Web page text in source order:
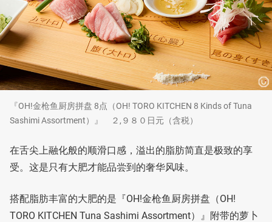
『OH!金枪鱼厨房拼盘 8点（OH! TORO KITCHEN 8 Kinds of Tuna
Sashimi Assortment）』 ２,９８０日元（含税）
在舌尖上融化般的顺滑口感，溢出的脂肪简直是极致的享
受。这是只有大肥才能品尝到的奢华风味。
搭配脂肪丰富的大肥的是『OH!金枪鱼厨房拼盘（OH!
TORO KITCHEN Tuna Sashimi Assortment）』附带的萝卜